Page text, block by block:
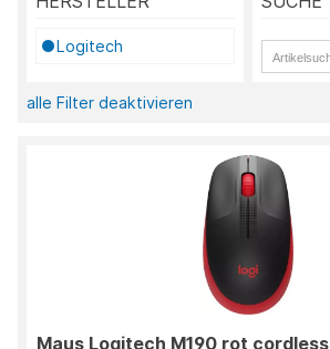
Logitech
alle Filter deaktivieren
Maus Logitech M190 rot cordless